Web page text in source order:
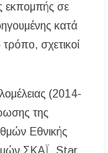
εκπομπής σε
κατά
τρόπο, σχετικοί
(2014-
της
Εθνικής
ΣΚΑΪ, Star